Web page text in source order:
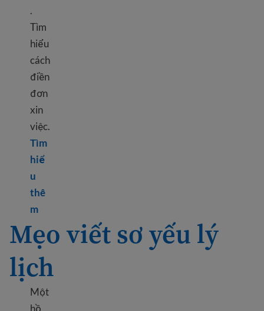
.
Tìm
hiểu
cách
điền
đơn
xin
việc.
Tìm
hiể
u
thê
mLearn more about Filling out a job application
Mẹo viết sơ yếu lý
lịch
Một
hồ